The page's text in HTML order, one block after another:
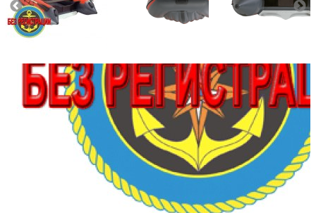
Количество мест:3
Масса комплекта:
78
Мощность мотора:9.9
Тактность двигателя:2
Длина лодки (см): 340
Тип пола:нднд (надувн. низкого давл.)
Добавить к сравнению